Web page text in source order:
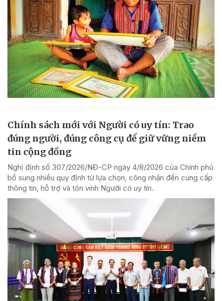
Chính sách mới với Người có uy tín: Trao
đúng người, đúng công cụ để giữ vững niềm
tin cộng đồng
Nghị định số 307/2026/NĐ-CP ngày 4/8/2026 của Chính phủ
bổ sung nhiều quy định từ lựa chọn, công nhận đến cung cấp
thông tin, hỗ trợ và tôn vinh Người có uy tín.